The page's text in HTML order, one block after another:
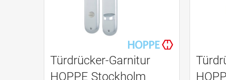
Türdrücker-Garnitur
HOPPE Stockholm